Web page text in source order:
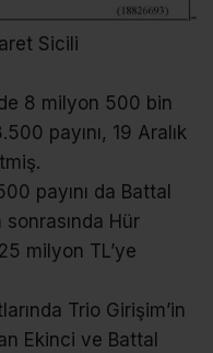
Sicili
8 milyon 500 bin
payını, 19 Aralık
payını da Battal
Hür
milyon TL’ye
Trio Girişim’in
Ekinci ve Battal